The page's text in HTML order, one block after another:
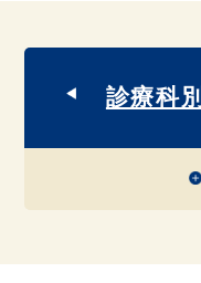
診療科別